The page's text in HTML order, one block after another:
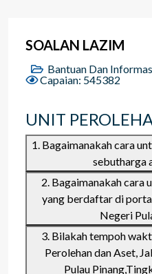
SOALAN LAZIM
Bantuan Dan
Capaian: 545382
UNIT
1. Bagaimanakah cara
sebutharga
2. Bagaimanakah
yang berdaftar di
Negeri
3. Bilakah tempoh
Perolehan dan Aset,
Pulau